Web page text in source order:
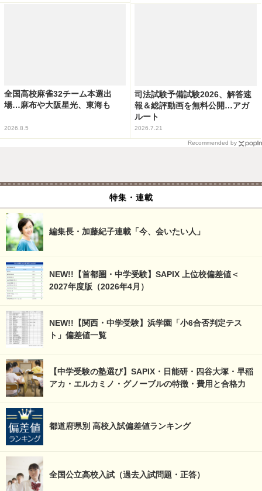
全国高校麻雀32チーム本選出
場…麻布や大阪星光、東海も
2026.8.5
司法試験予備試験2026、解答速
報＆総評動画を無料公開…アガ
ルート
2026.7.21
Recommended by
特集・連載
編集長・加藤紀子連載「今、会いたい人」
NEW!!【首都圏・中学受験】SAPIX 上位校偏差値＜
2027年度版（2026年4月）
NEW!!【関西・中学受験】浜学園「小6合否判定テス
ト」偏差値一覧
【中学受験の塾選び】SAPIX・日能研・四谷大塚・早稲
アカ・エルカミノ・グノーブルの特徴・費用と合格力
都道府県別 高校入試偏差値ランキング
全国公立高校入試（過去入試問題・正答）